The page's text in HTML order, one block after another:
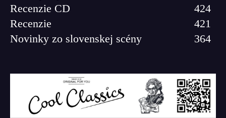
Recenzie CD
424
Recenzie
421
Novinky zo slovenskej scény
364